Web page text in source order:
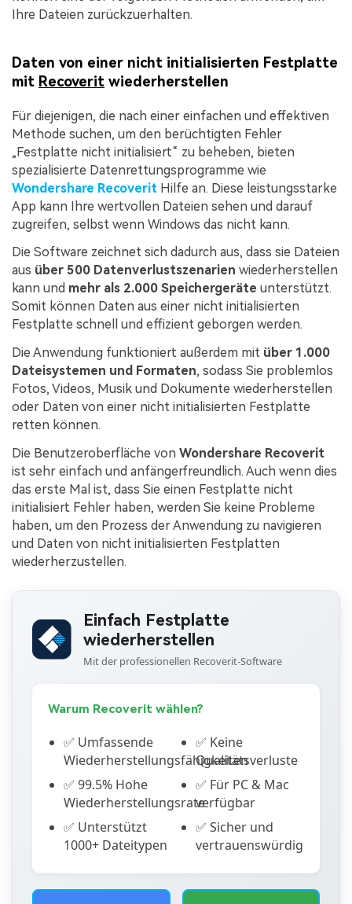
Ihre Dateien zurückzuerhalten.
Daten von einer nicht initialisierten Festplatte
mit Recoverit wiederherstellen
Für diejenigen, die nach einer einfachen und effektiven
Methode suchen, um den berüchtigten Fehler
„Festplatte nicht initialisiert“ zu beheben, bieten
spezialisierte Datenrettungsprogramme wie
Wondershare Recoverit Hilfe an. Diese leistungsstarke
App kann Ihre wertvollen Dateien sehen und darauf
zugreifen, selbst wenn Windows das nicht kann.
Die Software zeichnet sich dadurch aus, dass sie Dateien
aus über 500 Datenverlustszenarien wiederherstellen
kann und mehr als 2.000 Speichergeräte unterstützt.
Somit können Daten aus einer nicht initialisierten
Festplatte schnell und effizient geborgen werden.
Die Anwendung funktioniert außerdem mit über 1.000
Dateisystemen und Formaten, sodass Sie problemlos
Fotos, Videos, Musik und Dokumente wiederherstellen
oder Daten von einer nicht initialisierten Festplatte
retten können.
Die Benutzeroberfläche von Wondershare Recoverit
ist sehr einfach und anfängerfreundlich. Auch wenn dies
das erste Mal ist, dass Sie einen Festplatte nicht
initialisiert Fehler haben, werden Sie keine Probleme
haben, um den Prozess der Anwendung zu navigieren
und Daten von nicht initialisierten Festplatten
wiederherzustellen.
Einfach Festplatte
wiederherstellen
Mit der professionellen Recoverit-Software
Warum Recoverit wählen?
✅ Umfassende
Wiederherstellungsfähigkeiten
✅ 99.5% Hohe
Wiederherstellungsrate
✅ Unterstützt
1000+ Dateitypen
✅ Keine
Qualitätsverluste
✅ Für PC & Mac
verfügbar
✅ Sicher und
vertrauenswürdig